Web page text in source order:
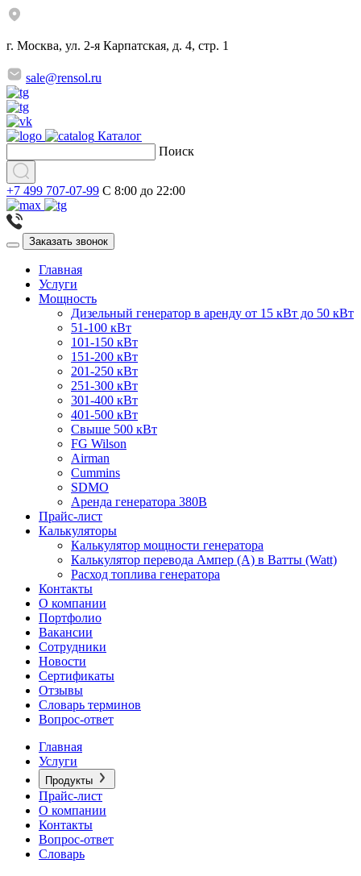
г. Москва, ул. 2-я Карпатская, д. 4, стр. 1
sale@rensol.ru
Каталог
Поиск
+7 499 707-07-99 C 8:00 до 22:00
Заказать звонок
Главная
Услуги
Мощность
Дизельный генератор в аренду от 15 кВт до 50 кВт
51-100 кВт
101-150 кВт
151-200 кВт
201-250 кВт
251-300 кВт
301-400 кВт
401-500 кВт
Свыше 500 кВт
FG Wilson
Airman
Cummins
SDMO
Аренда генератора 380В
Прайс-лист
Калькуляторы
Калькулятор мощности генератора
Калькулятор перевода Ампер (A) в Ватты (Watt)
Расход топлива генератора
Контакты
О компании
Портфолио
Вакансии
Сотрудники
Новости
Сертификаты
Отзывы
Словарь терминов
Вопрос-ответ
Главная
Услуги
Продукты
Прайс-лист
О компании
Контакты
Вопрос-ответ
Словарь